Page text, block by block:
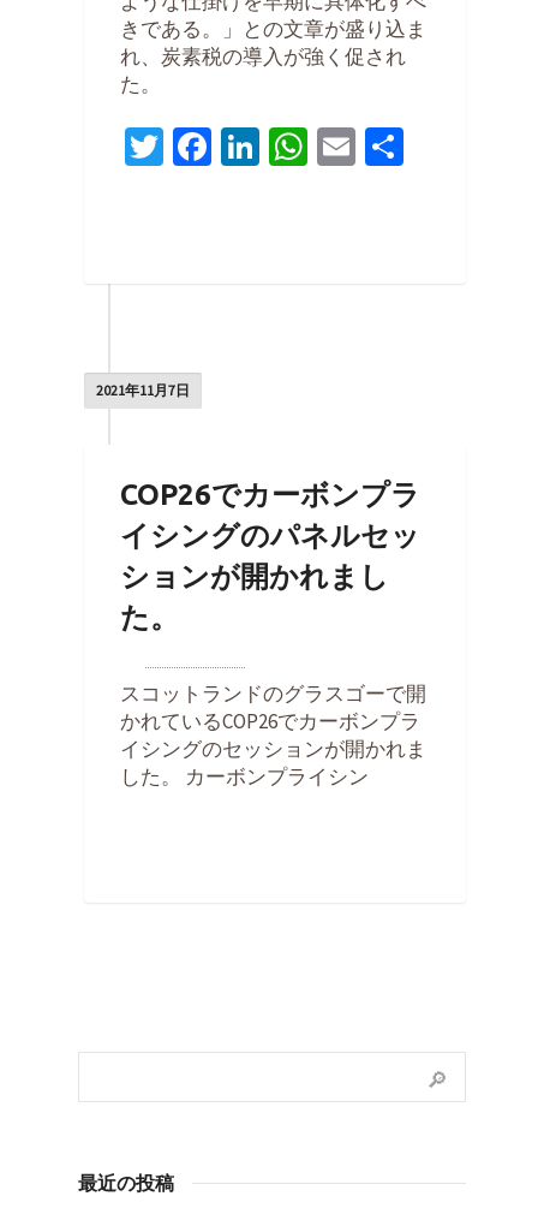
きである。」との文章が盛り込ま
れ、炭素税の導入が強く促され
た。
Twitter
Facebook
LinkedIn
WhatsApp
Email
2021年11月7日
COP26でカーボンプラ
イシングのパネルセッ
ションが開かれまし
た。
スコットランドのグラスゴーで開
かれているCOP26でカーボンプラ
イシングのセッションが開かれま
した。 カーボンプライシン
最近の投稿